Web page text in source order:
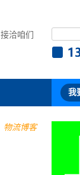
接洽咱们
我
物流博客